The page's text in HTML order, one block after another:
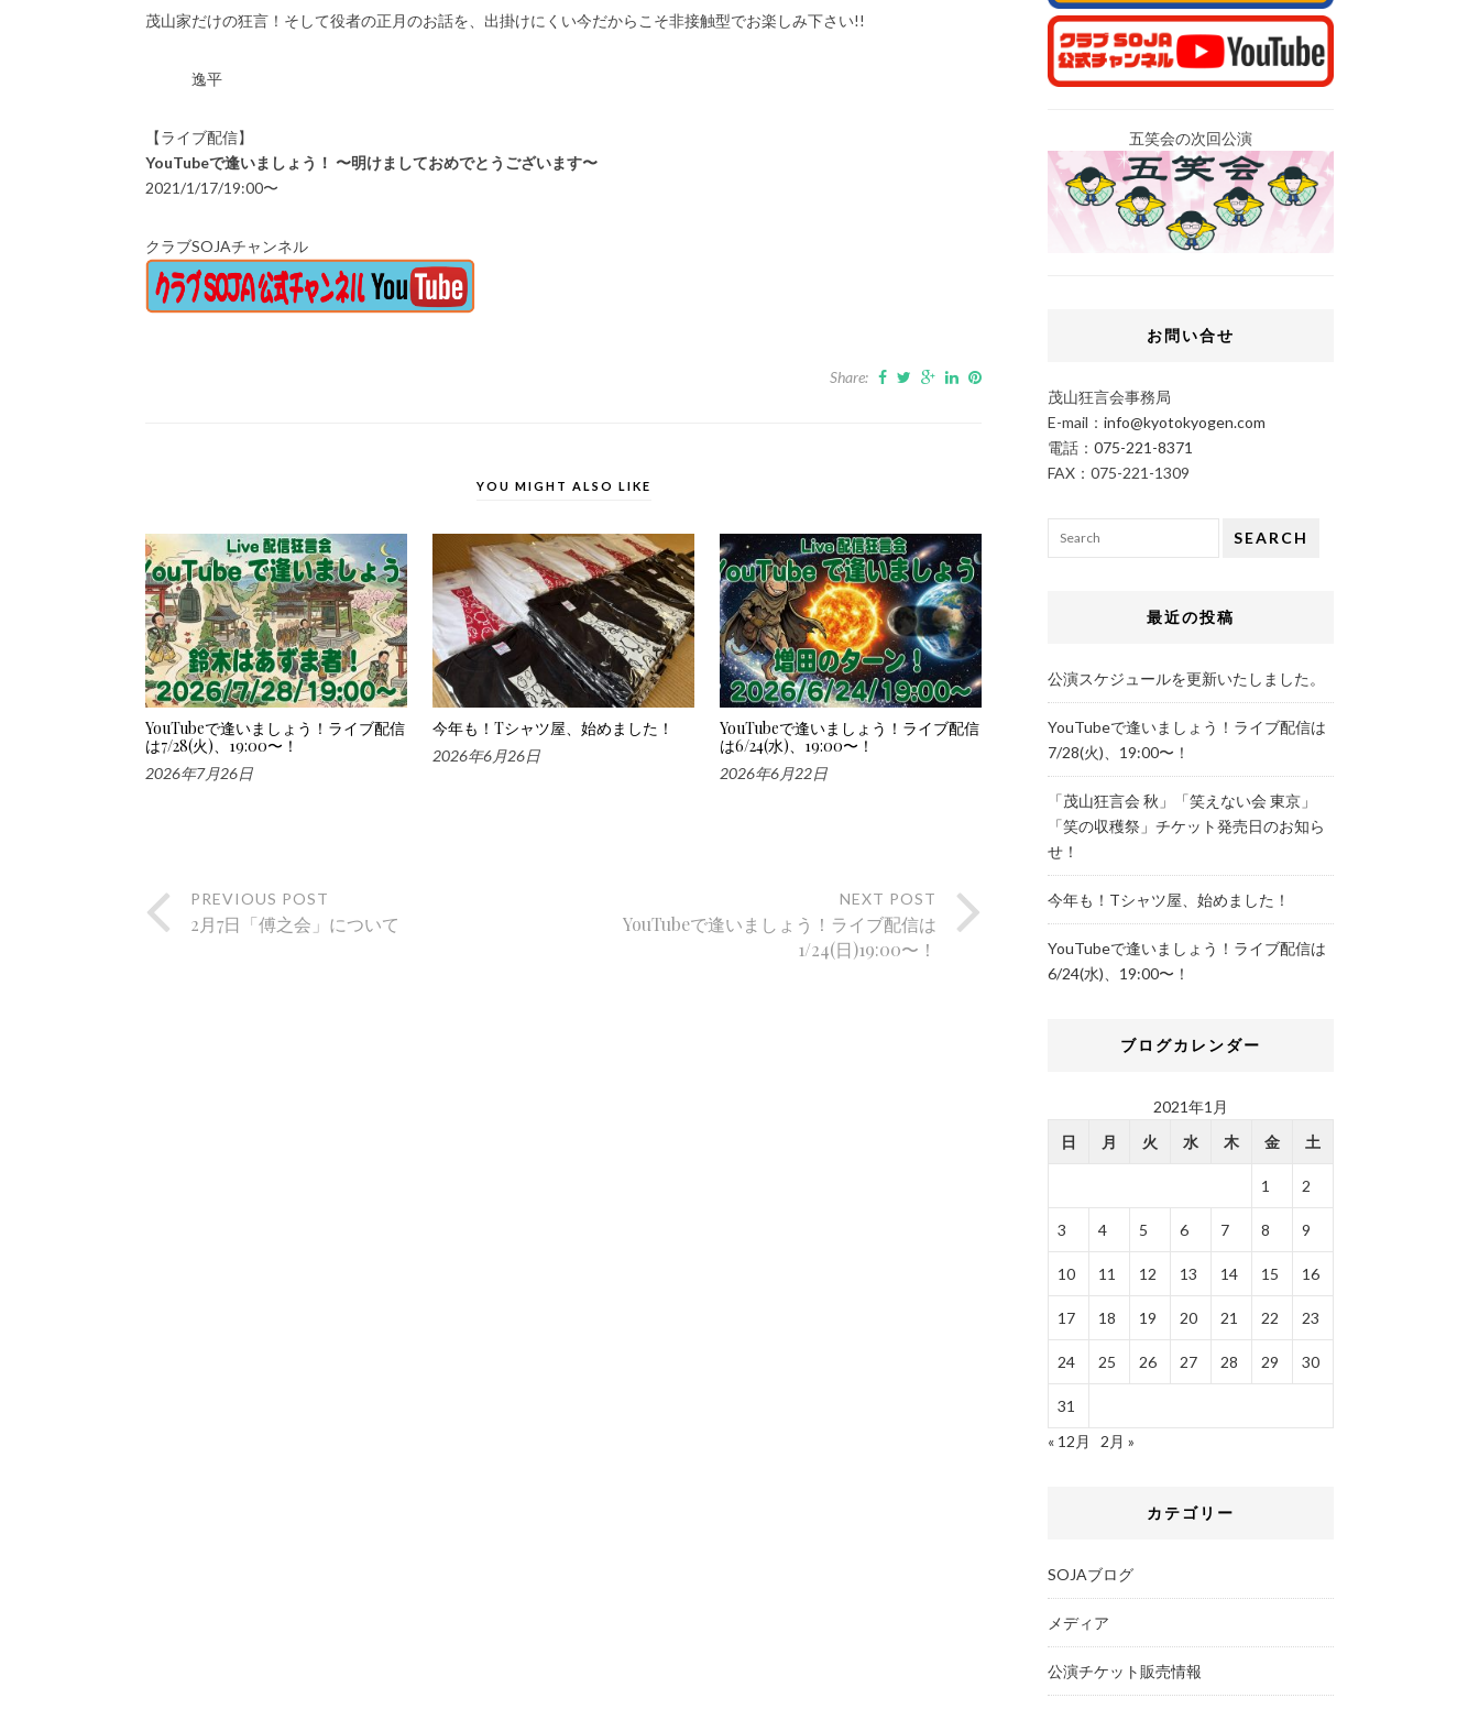
茂山家だけの狂言！そして役者の正月のお話を、出掛けにくい今だからこそ非接触型でお楽しみ下さい!!
逸平
【ライブ配信】
YouTubeで逢いましょう！ 〜明けましておめでとうございます〜
2021/1/17/19:00〜
クラブSOJAチャンネル
Share:
YOU MIGHT ALSO LIKE
YouTubeで逢いましょう！ライブ配信
は7/28(火)、19:00〜！
2026年7月26日
今年も！Tシャツ屋、始めました！
2026年6月26日
YouTubeで逢いましょう！ライブ配信
は6/24(水)、19:00〜！
2026年6月22日
PREVIOUS POST
2月7日「傅之会」について
NEXT POST
YouTubeで逢いましょう！ライブ配信は
1/24(日)19:00〜！
五笑会の次回公演
お問い合せ
茂山狂言会事務局
E-mail： info@kyotokyogen.com
電話： 075-221-8371
FAX：075-221-1309
SEARCH
最近の投稿
公演スケジュールを更新いたしました。
YouTubeで逢いましょう！ライブ配信は
7/28(火)、19:00〜！
「茂山狂言会 秋」「笑えない会 東京」
「笑の収穫祭」チケット発売日のお知ら
せ！
今年も！Tシャツ屋、始めました！
YouTubeで逢いましょう！ライブ配信は
6/24(水)、19:00〜！
ブログカレンダー
2021年1月
日
月 火 水 木 金 土
1 2
3 4 5 6 7 8 9
10 11 12 13 14 15 16
17 18 19 20 21 22 23
24 25 26 27 28 29 30
31
« 12月
2月 »
カテゴリー
SOJAブログ
メディア
公演チケット販売情報